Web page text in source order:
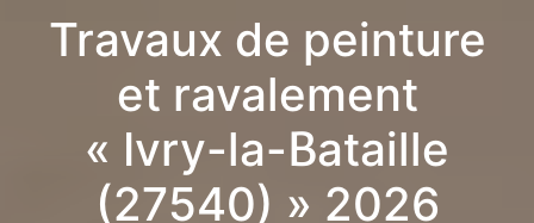
Travaux de peinture
et ravalement
« Ivry-la-Bataille
(27540) » 2026